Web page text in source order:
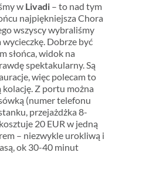
w Livadi – to nad tym
najpiękniejsza Chora
wszyscy wybraliśmy
wycieczkę. Dobrze być
słońca, widok na
spektakularny. Są
więc polecam to
kolację. Z portu można
(numer telefonu
przejażdżka 8-
20 EUR w jedną
– niezwykle urokliwą i
ok 30-40 minut